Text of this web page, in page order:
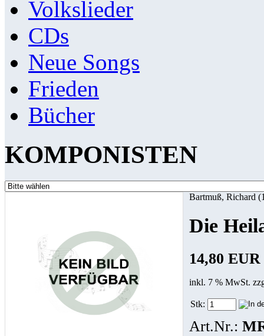
Volkslieder
CDs
Neue Songs
Frieden
Bücher
KOMPONISTEN
Bartmuß, Richard
Die
14,80 EUR
inkl. 7 % MwSt.
Stk:
Art.Nr.: